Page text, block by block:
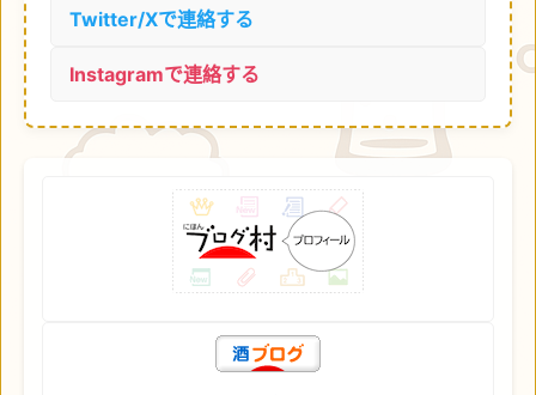
Twitter/Xで連絡する
Instagramで連絡する